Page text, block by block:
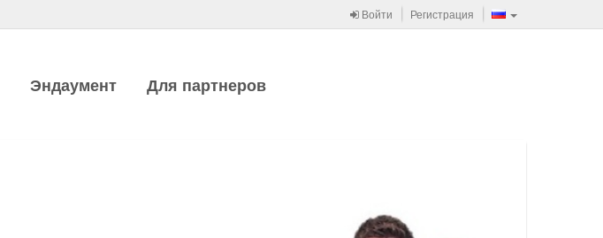
Войти Регистрация
Эндаумент Для партнеров